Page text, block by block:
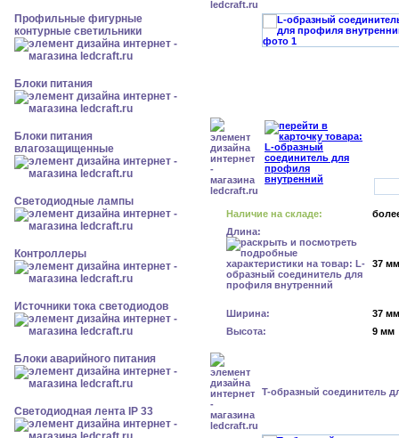
Профильные фигурные
контурные светильники
Блоки питания
Блоки питания
влагозащищенные
Светодиодные лампы
Контроллеры
Источники тока светодиодов
Блоки аварийного питания
Светодиодная лента IP 33
Наличие на складе:
Длина:
37 мм
Ширина:
37 мм
Высота:
9 мм
T-образный соединитель